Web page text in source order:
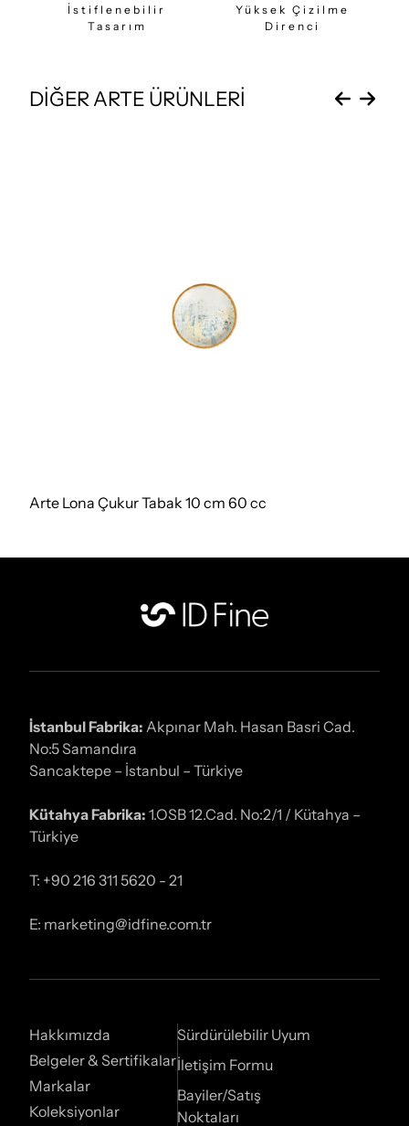
İstiflenebilir
Tasarım
Yüksek Çizilme
Direnci
DİĞER ARTE ÜRÜNLERİ
Arte Lona Çukur Tabak 10 cm 60 cc
İstanbul Fabrika: Akpınar Mah. Hasan Basri Cad.
No:5 Samandıra
Sancaktepe – İstanbul – Türkiye
Kütahya Fabrika: 1.OSB 12.Cad. No:2/1 / Kütahya –
Türkiye
T: +90 216 311 5620 - 21
E: marketing@idfine.com.tr
Hakkımızda
Belgeler & Sertifikalar
Markalar
Koleksiyonlar
Sürdürülebilir Uyum
İletişim Formu
Bayiler/Satış
Noktaları